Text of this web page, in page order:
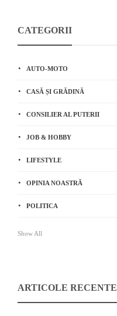
CATEGORII
AUTO-MOTO
CASĂ ȘI GRĂDINĂ
CONSILIER AL PUTERII
JOB & HOBBY
LIFESTYLE
OPINIA NOASTRĂ
POLITICA
Show All
ARTICOLE RECENTE